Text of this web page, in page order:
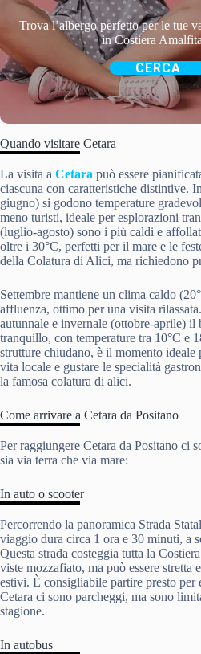
Trova l’albergo perfetto per le tue
in Costiera
CERCA
Quando visitare Cetara
La visita a Cetara può essere
ciascuna con caratteristiche distintive.
giugno) si godono temperature
meno turisti, ideale per esplorazioni
(luglio-agosto) sono i più caldi e
oltre i 30°C, perfetti per il mare e le
della Colatura di Alici, ma richiedono
Settembre mantiene un clima caldo
affluenza, ottimo per una visita
autunnale e invernale (ottobre-aprile) il
tranquillo, con temperature tra 10°C e
strutture chiudano, è il momento ideale
vita locale e gustare le specialità
la famosa colatura di alici.
Come arrivare a Cetara da Positano
Per raggiungere Cetara da Positano ci
sia via terra che via mare:
In auto o scooter
Percorrendo la panoramica Strada
viaggio dura circa 1 ora e 30 minuti, a
Questa strada costeggia tutta la
viste mozzafiato, ma può essere stretta
estivi. È consigliabile partire presto
Cetara ci sono parcheggi, ma sono
stagione.
In autobus